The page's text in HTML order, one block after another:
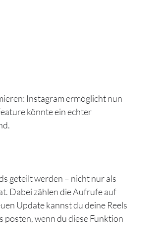
Instagram ermöglicht nun
könnte ein echter
geteilt werden – nicht nur als
Dabei zählen die Aufrufe auf
Update kannst du deine Reels
posten, wenn du diese Funktion